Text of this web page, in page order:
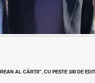
AL CĂRȚII”, CU PESTE 100 DE